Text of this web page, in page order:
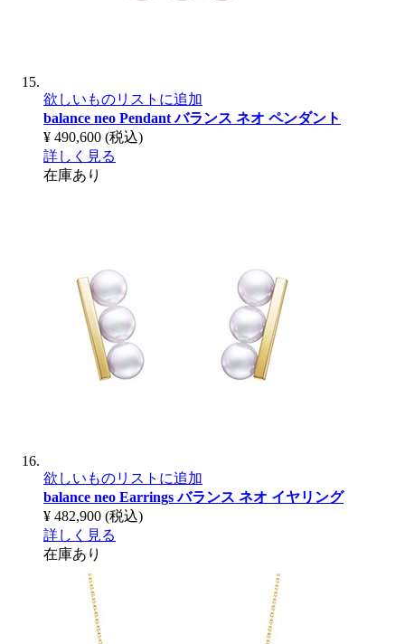
欲しいものリストに追加
balance neo Pendantバランス ネオ ペンダント
¥ 490,600 (税込)
詳しく見る
在庫あり
欲しいものリストに追加
balance neo Earringsバランス ネオ イヤリング
¥ 482,900 (税込)
詳しく見る
在庫あり